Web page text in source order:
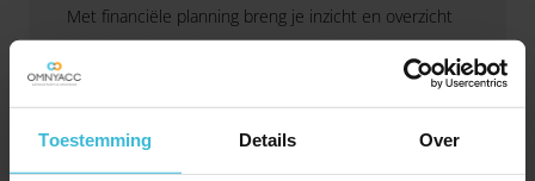
Toestemming Details Over
Met financiële planning breng je inzicht en overzicht
in je financiële huishouden, zodat jij de dingen kan
doen die je wilt! Een helicopterview op het hele
plaatje.
Lees verder